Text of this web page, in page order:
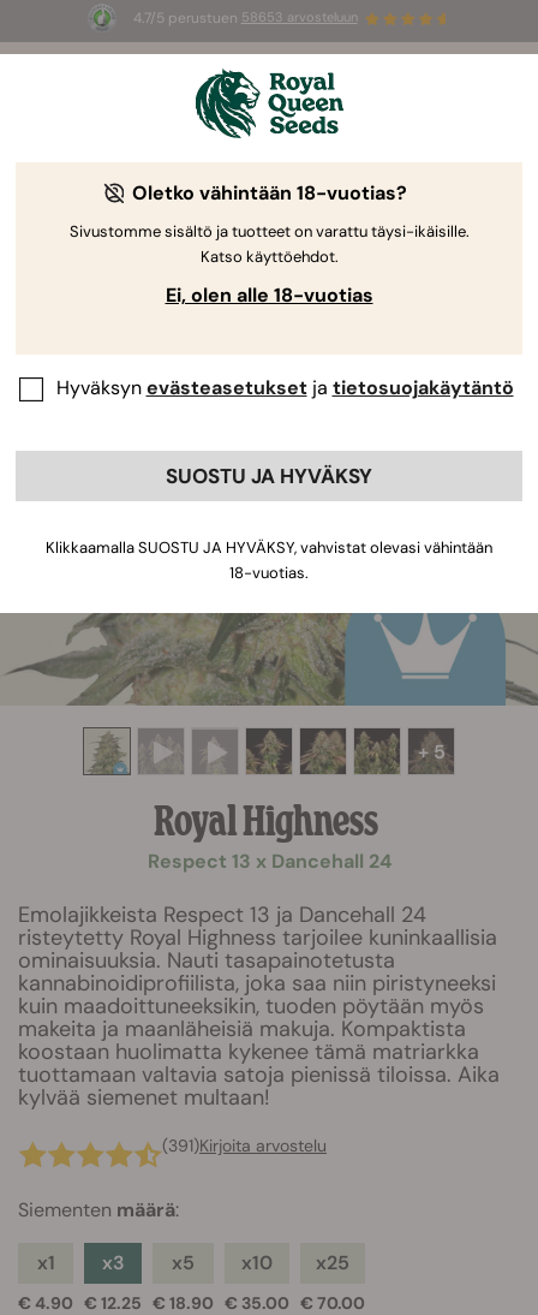
4.7/5 perustuen 58653 arvosteluun
Summer Sales: jopa –50 %
valikoiduista tuotteista! ⏤
+ 5
Royal Highness
Respect 13 x Dancehall 24
Emolajikkeista Respect 13 ja Dancehall 24
risteytetty Royal Highness tarjoilee kuninkaallisia
ominaisuuksia. Nauti tasapainotetusta
kannabinoidiprofiilista, joka saa niin piristyneeksi
kuin maadoittuneeksikin, tuoden pöytään myös
makeita ja maanläheisiä makuja. Kompaktista
koostaan huolimatta kykenee tämä matriarkka
tuottamaan valtavia satoja pienissä tiloissa. Aika
kylvää siemenet multaan!
(391)Kirjoita arvostelu
Siementen määrä:
x1
€ 4.90
x3
€ 12.25
x5
€ 18.90
x10
€ 35.00
x25
€ 70.00
Oletko vähintään 18-vuotias?
Sivustomme sisältö ja tuotteet on varattu täysi-ikäisille.
Katso käyttöehdot.
Ei, olen alle 18-vuotias
Hyväksynevästeasetuksetja tietosuojakäytäntö
SUOSTU JA HYVÄKSY
Klikkaamalla SUOSTU JA HYVÄKSY, vahvistat olevasi vähintään
18-vuotias.